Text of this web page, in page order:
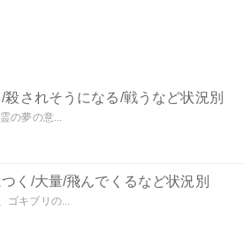
されそうになる/戦うなど状況別
の夢の意...
く/大量/飛んでくるなど状況別
ゴキブリの...